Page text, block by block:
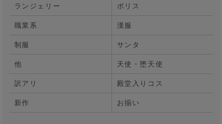
ランジェリー
ポリス
職業系
漢服
制服
サンタ
他
天使・堕天使
訳アリ
殿堂入りコス
新作
お揃い